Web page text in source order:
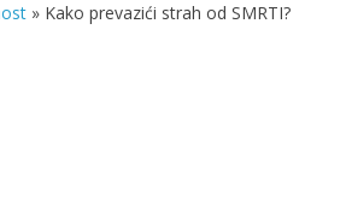
» Kako prevazići strah od SMRTI?